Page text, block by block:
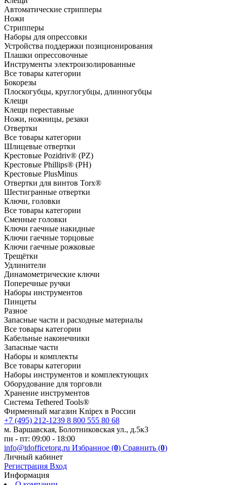
Автоматические стрипперы
Ножи
Стрипперы
Наборы для опрессовки
Устройства поддержки позиционирования
Плашки опрессовочные
Инструменты электроизолированные
Все товары категории
Бокорезы
Плоскогубцы, круглогубцы, длинногубцы
Клещи
Клещи переставные
Ножи, ножницы, резаки
Отвертки
Все товары категории
Шлицевые отвертки
Крестовые Pozidriv® (PZ)
Крестовые Phillips® (PH)
Крестовые PlusMinus
Отвертки для винтов Torx®
Шестигранные отвертки
Ключи, головки
Все товары категории
Сменные головки
Ключи гаечные накидные
Ключи гаечные торцовые
Ключи гаечные рожковые
Трещётки
Удлинители
Динамометрические ключи
Поперечные ручки
Наборы инструментов
Пинцеты
Разное
Запасные части и расходные материалы
Все товары категории
Кабельные наконечники
Запасные части
Наборы и комплекты
Все товары категории
Наборы инструментов и комплектующих
Оборудование для торговли
Хранение инс­тру­мен­тов
Система Tethered Tools®
Фирменный магазин Knipex в России
+7 (495) 212-1239 8 800 555 80 68
м. Варшавская, Болотниковская ул., д.5к3
пн - пт: 09:00 - 18:00
info@tdofficetorg.ru Избранное (0) Сравнить (0)
Личный кабинет
Регистрация Вход
Информация